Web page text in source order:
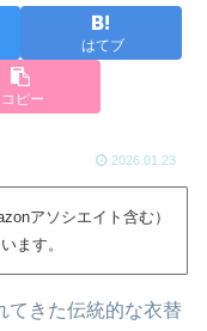
はてブ
コピー
2026.01.23
アソシエイト含む）
ます。
てきた伝統的な衣替